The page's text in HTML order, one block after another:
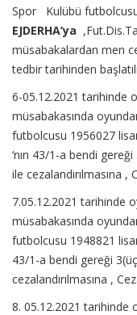
Spor Kulübü
EJDERHA’ya
müsabakalardan men
tedbir tarihinden
6-05.12.2021 tarihinde
müsabakasında
futbolcusu 1956027
‘nın 43/1-a bendi
ile cezalandırılmasına ,
7.05.12.2021 tarihinde
müsabakasında
futbolcusu 1948821
43/1-a bendi gereği
cezalandırılmasına ,
8. 05.12.2021 tarihinde